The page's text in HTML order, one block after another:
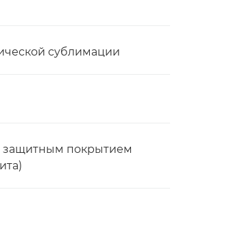
сублимации
защитным покрытием